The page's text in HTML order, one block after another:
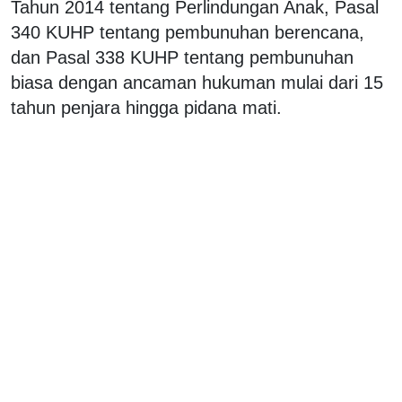
Tahun 2014 tentang Perlindungan Anak, Pasal
340 KUHP tentang pembunuhan berencana,
dan Pasal 338 KUHP tentang pembunuhan
biasa dengan ancaman hukuman mulai dari 15
tahun penjara hingga pidana mati.